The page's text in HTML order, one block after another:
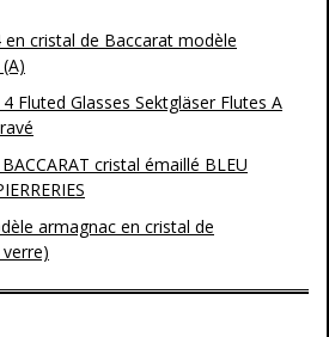
en cristal de Baccarat modèle
Fluted Glasses Sektgläser Flutes A
cristal émaillé BLEU
armagnac en cristal de